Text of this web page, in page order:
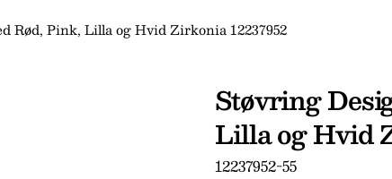
Rød, Pink, Lilla og Hvid Zirkonia 12237952
Støvring
Lilla og Hvid
SKU:
12237952-55